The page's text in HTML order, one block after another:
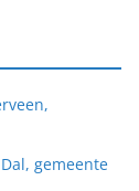
gemeente